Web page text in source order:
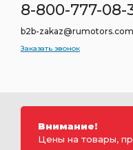
8-800-777-08-
b2b-zakaz@rumotors.com
Заказать звонок
Внимание!
Цены на товары,